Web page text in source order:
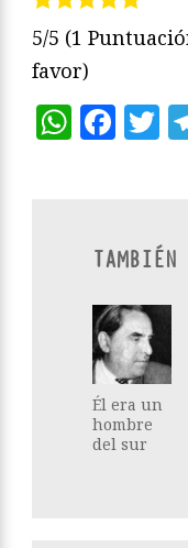
5/5 (1
favor)
Él era un
hombre
del sur